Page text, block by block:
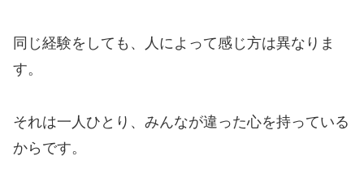
同じ経験をしても、人によって感じ方は異なりま
す。
それは一人ひとり、みんなが違った心を持っている
からです。